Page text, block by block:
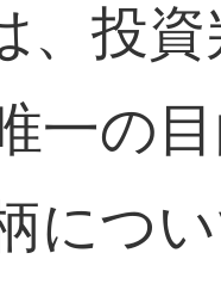
、投
一の
につ